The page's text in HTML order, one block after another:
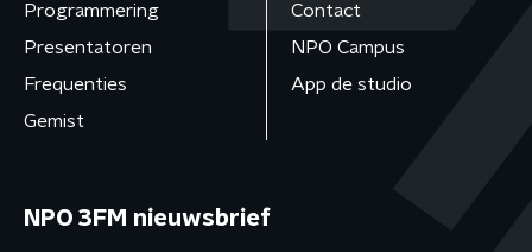
Programmering
Presentatoren
Frequenties
Gemist
Contact
NPO Campus
App de studio
NPO 3FM nieuwsbrief